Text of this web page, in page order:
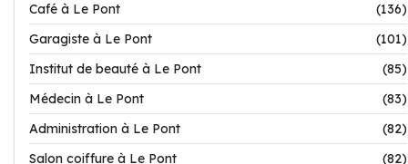
Café à Le Pont
(136)
Garagiste à Le Pont
(101)
Institut de beauté à Le Pont
(85)
Médecin à Le Pont
(83)
Administration à Le Pont
(82)
Salon coiffure à Le Pont
(82)